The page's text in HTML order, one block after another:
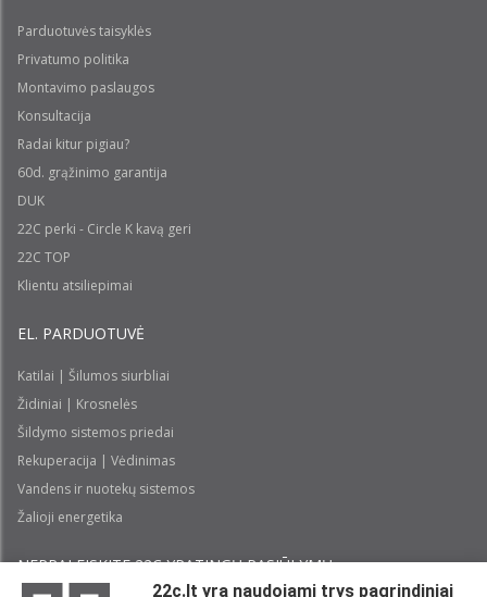
Parduotuvės taisyklės
Privatumo politika
Montavimo paslaugos
Konsultacija
Radai kitur pigiau?
60d. grąžinimo garantija
DUK
22C perki - Circle K kavą geri
22C TOP
Klientu atsiliepimai
EL. PARDUOTUVĖ
Katilai | Šilumos siurbliai
Židiniai | Krosnelės
Šildymo sistemos priedai
Rekuperacija | Vėdinimas
Vandens ir nuotekų sistemos
Žalioji energetika
NEPRALEISKITE 22С YPATINGŲ PASIŪLYMŲ:
22c.lt yra naudojami trys pagrindiniai